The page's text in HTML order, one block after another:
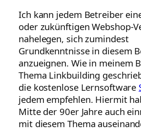
Ich kann jedem Betreiber
oder zukünftigen Webshop-
nahelegen, sich zumindest
Grundkenntnisse in diesem
anzueignen. Wie in meinem
Thema Linkbuilding
die kostenlose Lernsoftware
jedem empfehlen. Hiermit
Mitte der 90er Jahre auch
mit diesem Thema